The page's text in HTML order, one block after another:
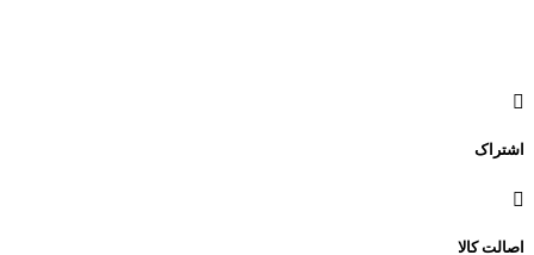
اشتراک
اصالت کالا